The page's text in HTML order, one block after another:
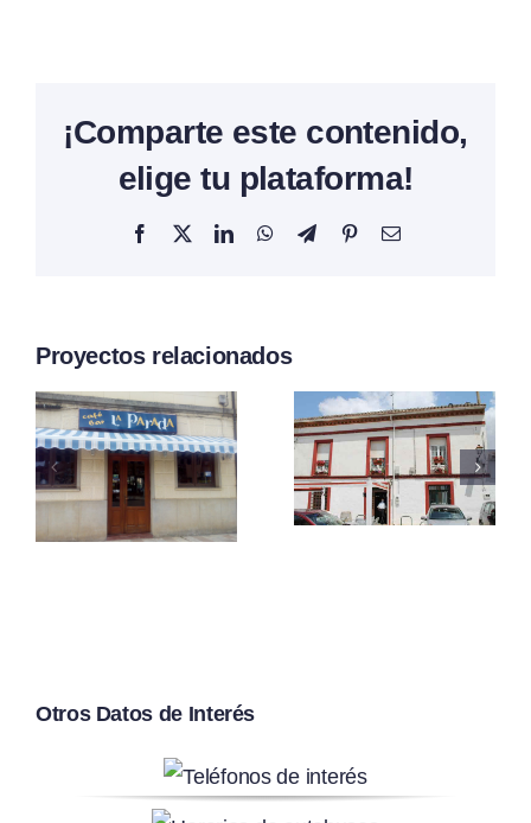
¡Comparte este contenido,
elige tu plataforma!
Facebook
X LinkedInWhatsAppTelegramPinterestCorreo
Proyectos relacionados
Bar –
Restaurante
La
Muralla
Café Bar
Inés
Otros Datos de Interés